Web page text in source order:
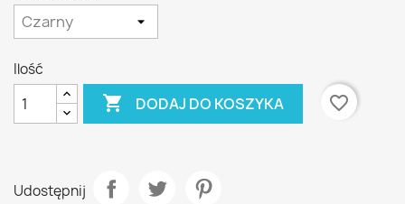
Ilość
 DODAJ DO KOSZYKA favorite_border
Udostępnij